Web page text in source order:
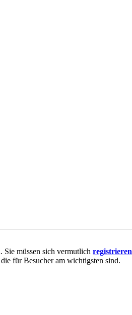
Sie müssen sich vermutlich registrieren
für Besucher am wichtigsten sind.